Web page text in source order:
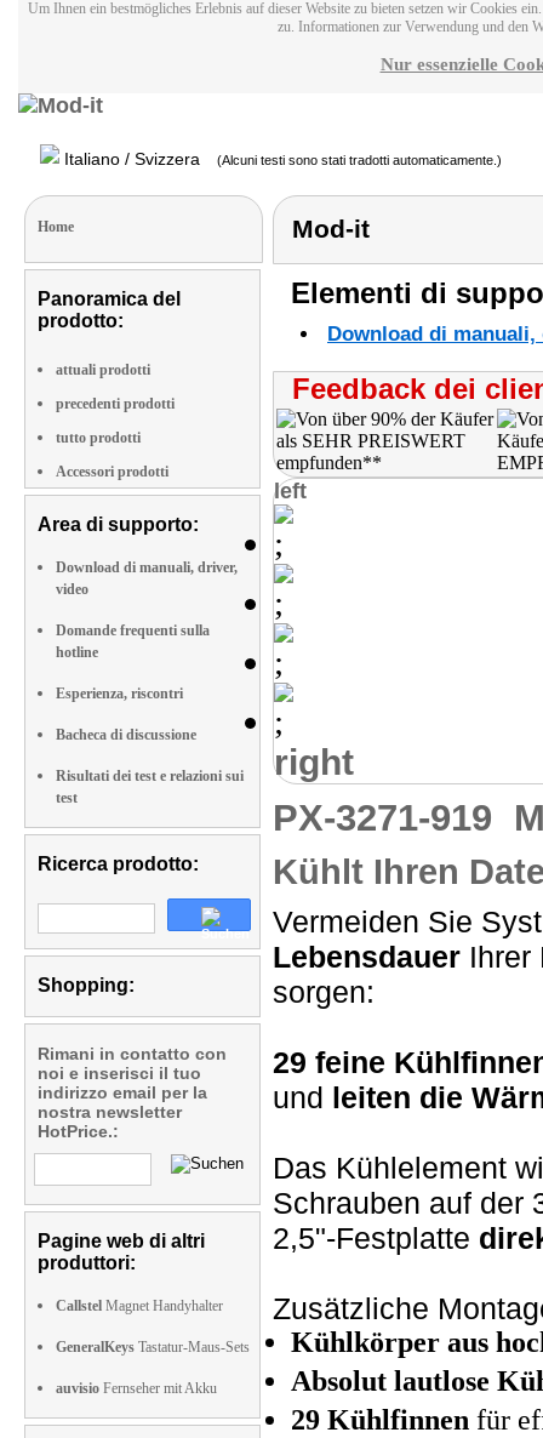
Um Ihnen ein bestmögliches Erlebnis auf dieser Website zu bieten setzen wir Cookies
zu. Informationen zur Verwendung und den
Nur essenzielle
Italiano / Svizzera (Alcuni testi sono stati tradotti automaticamente.)
Home
Panoramica del
prodotto:
attuali prodotti
precedenti prodotti
tutto prodotti
Accessori prodotti
Area di supporto:
Download di manuali, driver,
video
Domande frequenti sulla
hotline
Esperienza, riscontri
Bacheca di discussione
Risultati dei test e relazioni sui
test
Ricerca prodotto:
Shopping:
Rimani in contatto con
noi e inserisci il tuo
indirizzo email per la
nostra newsletter
HotPrice.:
Pagine web di altri
produttori:
Callstel Magnet Handyhalter
GeneralKeys Tastatur-Maus-Sets
auvisio Fernseher mit Akku
Mod-it
Elementi di
Download di
Feedback dei
left
right
PX-3271-919
Kühlt Ihren
Vermeiden Sie
Lebensdauer Ihrer
sorgen:
29 feine
und leiten die
Das Kühlelement
Schrauben auf der
2,5"-Festplatte
Zusätzliche
Kühlkörper aus
Absolut lautlose
29 Kühlfinnen für